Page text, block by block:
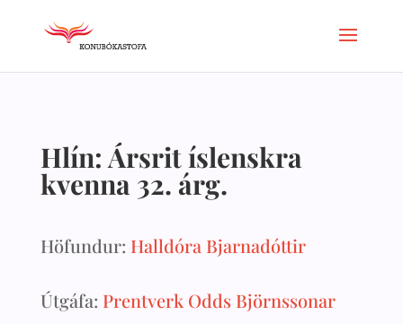
Hlín: Ársrit íslenskra
kvenna 32. árg.
Höfundur: Halldóra Bjarnadóttir
Útgáfa: Prentverk Odds Björnssonar